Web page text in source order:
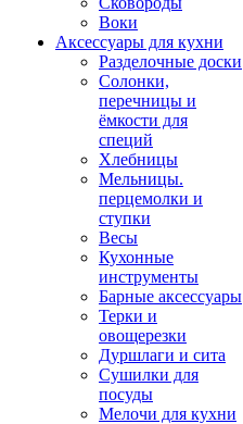
Воки
Аксессуары для кухни
Разделочные доски
Солонки,
перечницы и
ёмкости для
специй
Хлебницы
Мельницы.
перцемолки и
ступки
Весы
Кухонные
инструменты
Барные аксессуары
Терки и
овощерезки
Дуршлаги и сита
Сушилки для
посуды
Мелочи для кухни